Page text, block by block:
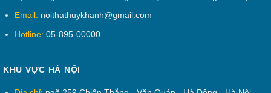
ngấm nước như thế mà tủ nhựa đài
loan có tính chất vượt trội so với tủ
gỗ ép nhanh xuống cấp theo thời
Email: noithathuykhanh@gmail.com
Hotline: 05-895-00000
KHU VỰC HÀ NỘI